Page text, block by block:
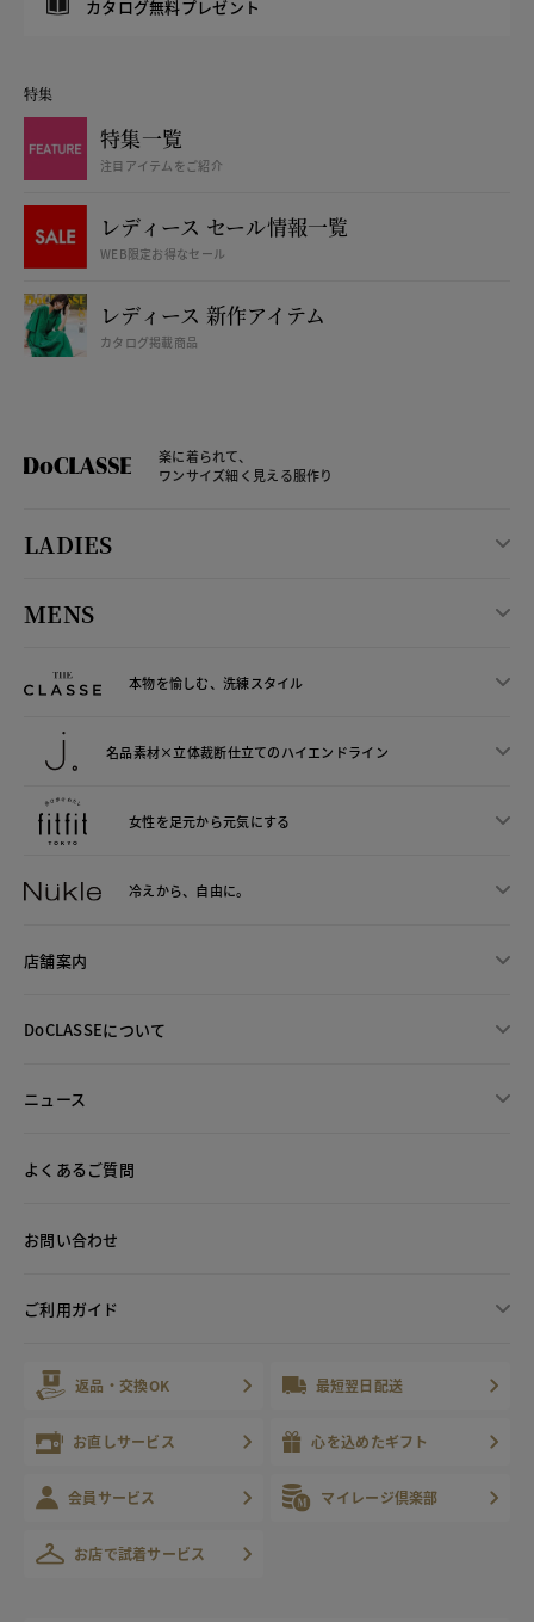
カタログ無料プレゼント
特集
特集一覧
注目アイテムをご紹介
レディース セール情報一覧
WEB限定お得なセール
レディース 新作アイテム
カタログ掲載商品
楽に着られて、
ワンサイズ細く見える服作り
LADIES
MENS
本物を愉しむ、洗練スタイル
名品素材×立体裁断仕立てのハイエンドライン
女性を足元から元気にする
冷えから、 自由に。
店舗案内
DoCLASSEについて
ニュース
よくあるご質問
お問い合わせ
ご利用ガイド
返品・交換OK 最短翌日配送
お直しサービス 心を込めたギフト
会員サービス マイレージ倶楽部
お店で試着サービス